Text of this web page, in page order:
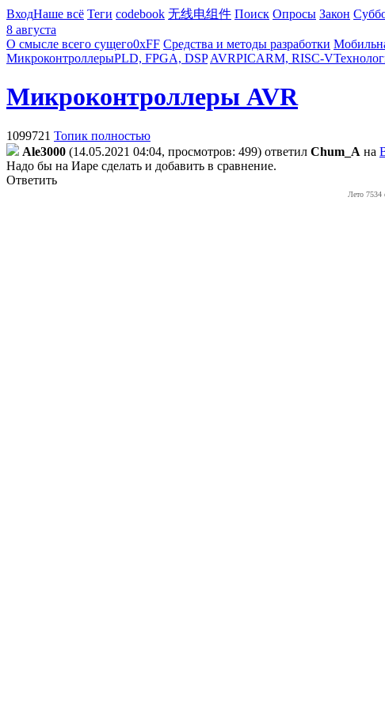
ВходНаше всё Теги codebook 无线电组件 Поиск Опросы Закон
8 августа
О смысле всего сущего0xFF Средства и методы разработки
МикроконтроллерыPLD, FPGA, DSP AVRPICARM, RISC-V
Микроконтроллеры AVR
1099721 Топик полностью
Ale3000 (14.05.2021 04:04, просмотров: 499) ответил Chum_A на
Надо бы на Иаре сделать и добавить в сравнение.
Ответить
Лето 7534